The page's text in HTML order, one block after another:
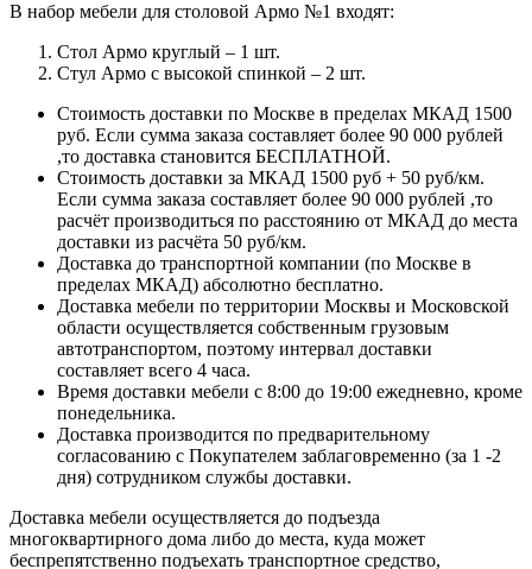
В набор мебели для столовой Армо №1 входят:
Стол Армо круглый – 1 шт.
Стул Армо с высокой спинкой – 2 шт.
Стоимость доставки по Москве в пределах МКАД 1500
руб. Если сумма заказа составляет более 90 000 рублей
,то доставка становится БЕСПЛАТНОЙ.
Стоимость доставки за МКАД 1500 руб + 50 руб/км.
Если сумма заказа составляет более 90 000 рублей ,то
расчёт производиться по расстоянию от МКАД до места
доставки из расчёта 50 руб/км.
Доставка до транспортной компании (по Москве в
пределах МКАД) абсолютно бесплатно.
Доставка мебели по территории Москвы и Московской
области осуществляется собственным грузовым
автотранспортом, поэтому интервал доставки
составляет всего 4 часа.
Время доставки мебели с 8:00 до 19:00 ежедневно, кроме
понедельника.
Доставка производится по предварительному
согласованию с Покупателем заблаговременно (за 1 -2
дня) сотрудником службы доставки.
Доставка мебели осуществляется до подъезда
многоквартирного дома либо до места, куда может
беспрепятственно подъехать транспортное средство,